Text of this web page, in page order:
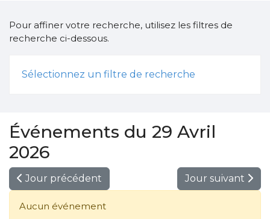
Pour affiner votre recherche, utilisez les filtres de
recherche ci-dessous.
Sélectionnez un filtre de recherche
Événements du 29 Avril
2026
Jour précédent Jour suivant
Aucun événement